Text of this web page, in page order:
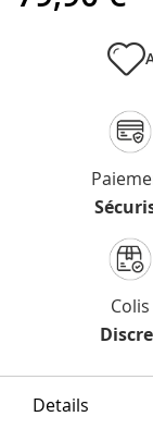
Colis
Details